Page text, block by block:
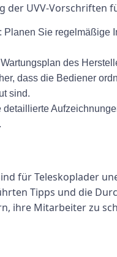
der UVV-Vorschriften
Planen Sie regelmäßige
des
dass die Bediener
sind.
detaillierte
für Teleskoplader
Tipps und die
ihre Mitarbeiter zu